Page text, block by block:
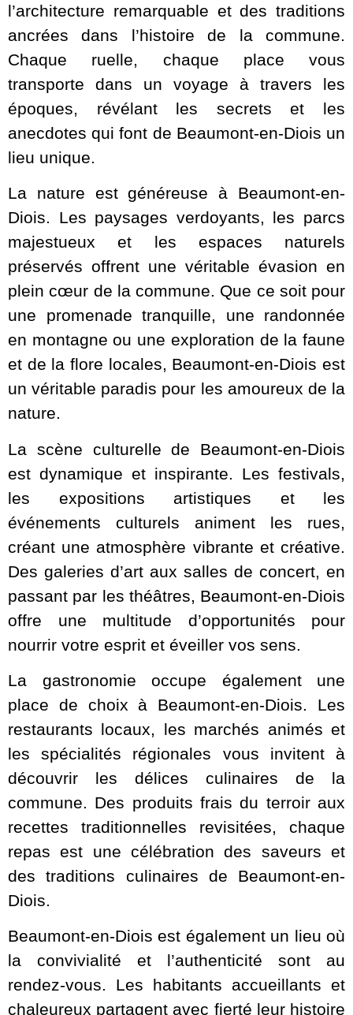
l’architecture remarquable et des traditions
ancrées dans l’histoire de la commune.
Chaque ruelle, chaque place vous
transporte dans un voyage à travers les
époques, révélant les secrets et les
anecdotes qui font de Beaumont-en-Diois un
lieu unique.
La nature est généreuse à Beaumont-en-
Diois. Les paysages verdoyants, les parcs
majestueux et les espaces naturels
préservés offrent une véritable évasion en
plein cœur de la commune. Que ce soit pour
une promenade tranquille, une randonnée
en montagne ou une exploration de la faune
et de la flore locales, Beaumont-en-Diois est
un véritable paradis pour les amoureux de la
nature.
La scène culturelle de Beaumont-en-Diois
est dynamique et inspirante. Les festivals,
les expositions artistiques et les
événements culturels animent les rues,
créant une atmosphère vibrante et créative.
Des galeries d’art aux salles de concert, en
passant par les théâtres, Beaumont-en-Diois
offre une multitude d’opportunités pour
nourrir votre esprit et éveiller vos sens.
La gastronomie occupe également une
place de choix à Beaumont-en-Diois. Les
restaurants locaux, les marchés animés et
les spécialités régionales vous invitent à
découvrir les délices culinaires de la
commune. Des produits frais du terroir aux
recettes traditionnelles revisitées, chaque
repas est une célébration des saveurs et
des traditions culinaires de Beaumont-en-
Diois.
Beaumont-en-Diois est également un lieu où
la convivialité et l’authenticité sont au
rendez-vous. Les habitants accueillants et
chaleureux partagent avec fierté leur histoire